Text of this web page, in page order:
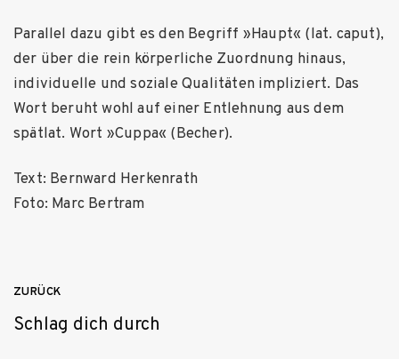
Parallel dazu gibt es den Begriff »Haupt« (lat. caput),
der über die rein körperliche Zuordnung hinaus,
individuelle und soziale Qualitäten impliziert. Das
Wort beruht wohl auf einer Entlehnung aus dem
spätlat. Wort »Cuppa« (Becher).
Text: Bernward Herkenrath
Foto: Marc Bertram
ZURÜCK
Schlag dich durch